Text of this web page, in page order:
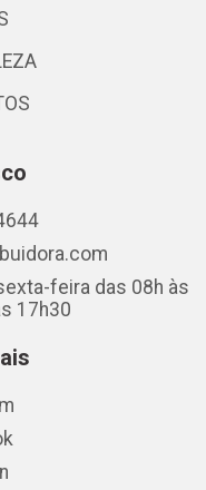
feira das 08h às
17h30